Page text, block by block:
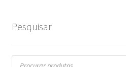
Pesquisar
Pesquisar